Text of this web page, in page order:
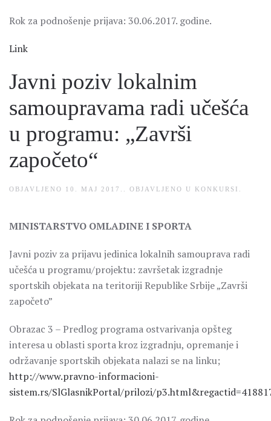
Rok za podnošenje prijava: 30.06.2017. godine.
Link
Javni poziv lokalnim
samoupravama radi učešća
u programu: „Završi
započeto“
OBJAVLJENO 10. MAJ 2017. . OBJAVLJENO U KONKURSI
MINISTARSTVO OMLADINE I SPORTA
Javni poziv za prijavu jedinica lokalnih samouprava radi
učešća u programu/projektu: završetak izgradnje
sportskih objekata na teritoriji Republike Srbije „Završi
započeto”
Obrazac 3 – Predlog programa ostvarivanja opšteg
interesa u oblasti sporta kroz izgradnju, opremanje i
održavanje sportskih objekata nalazi se na linku;
http://www.pravno-informacioni-
sistem.rs/SlGlasnikPortal/prilozi/